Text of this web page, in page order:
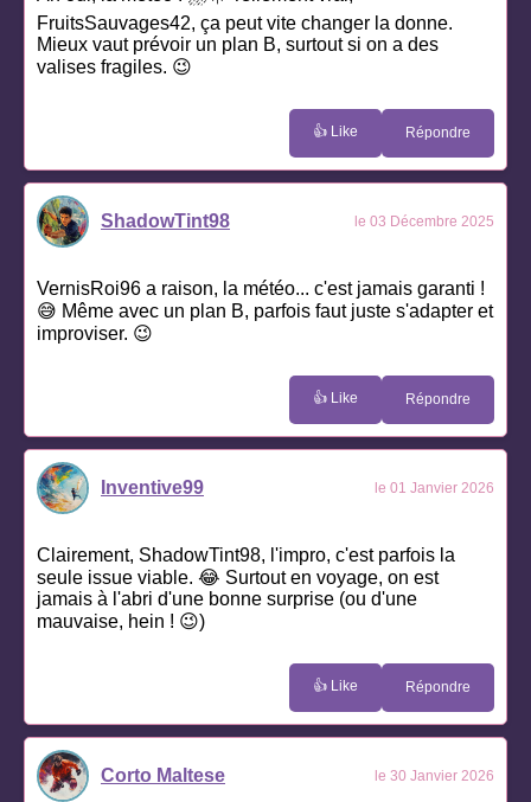
FruitsSauvages42, ça peut vite changer la donne.
Mieux vaut prévoir un plan B, surtout si on a des
valises fragiles. 😉
👍 Like Répondre
ShadowTint98 le 03 Décembre 2025
VernisRoi96 a raison, la météo... c'est jamais garanti !
😅 Même avec un plan B, parfois faut juste s'adapter et
improviser. 😉
👍 Like Répondre
Inventive99 le 01 Janvier 2026
Clairement, ShadowTint98, l'impro, c'est parfois la
seule issue viable. 😂 Surtout en voyage, on est
jamais à l'abri d'une bonne surprise (ou d'une
mauvaise, hein ! 😉)
👍 Like Répondre
Corto Maltese le 30 Janvier 2026